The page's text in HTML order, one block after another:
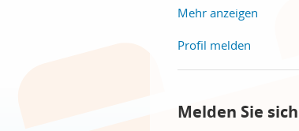
Mehr anzeigen
Profil melden
Melden Sie